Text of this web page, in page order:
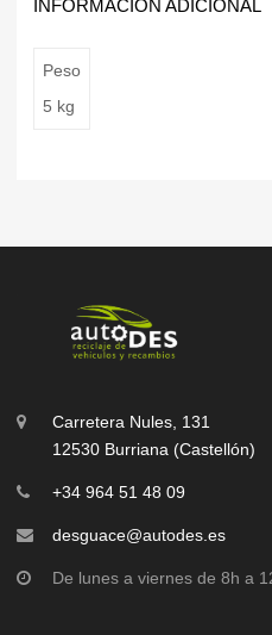
INFORMACIÓN ADICIONAL
Peso
5 kg
Carretera Nules, 131
12530 Burriana (Castellón)
+34 964 51 48 09
desguace@autodes.es
De lunes a viernes de 8h a